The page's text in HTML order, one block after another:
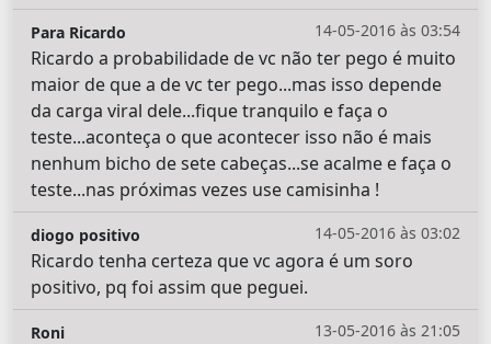
14-05-2016 às 03:54
Para Ricardo
Ricardo a probabilidade de vc não ter pego é muito
maior de que a de vc ter pego...mas isso depende
da carga viral dele...fique tranquilo e faça o
teste...aconteça o que acontecer isso não é mais
nenhum bicho de sete cabeças...se acalme e faça o
teste...nas próximas vezes use camisinha !
14-05-2016 às 03:02
diogo positivo
Ricardo tenha certeza que vc agora é um soro
positivo, pq foi assim que peguei.
13-05-2016 às 21:05
Roni